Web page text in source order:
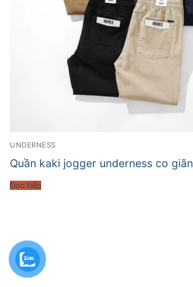
UNDERNESS
Quần kaki jogger underness co giãn
Đọc tiếp